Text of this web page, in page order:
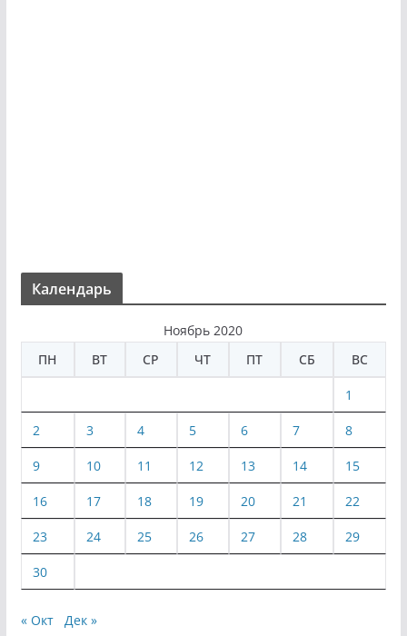
Календарь
Ноябрь 2020
ПН
ВТ СР ЧТ ПТ СБ ВС
1
2 3 4 5 6 7 8
9 10 11 12 13 14 15
16 17 18 19 20 21 22
23 24 25 26 27 28 29
30
« Окт Дек »